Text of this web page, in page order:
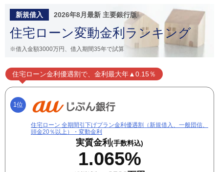
新規借入 2026年8月最新 主要銀行版
住宅ローン変動金利ランキング
※借入金額3000万円、借入期間35年で試算
住宅ローン金利優遇割で、金利最大年▲0.15％
1位
住宅ローン 全期間引下げプラン金利優遇割（新規借入、一般団信、
頭金20％以上）・変動金利
実質金利 (手数料込)
1.065%